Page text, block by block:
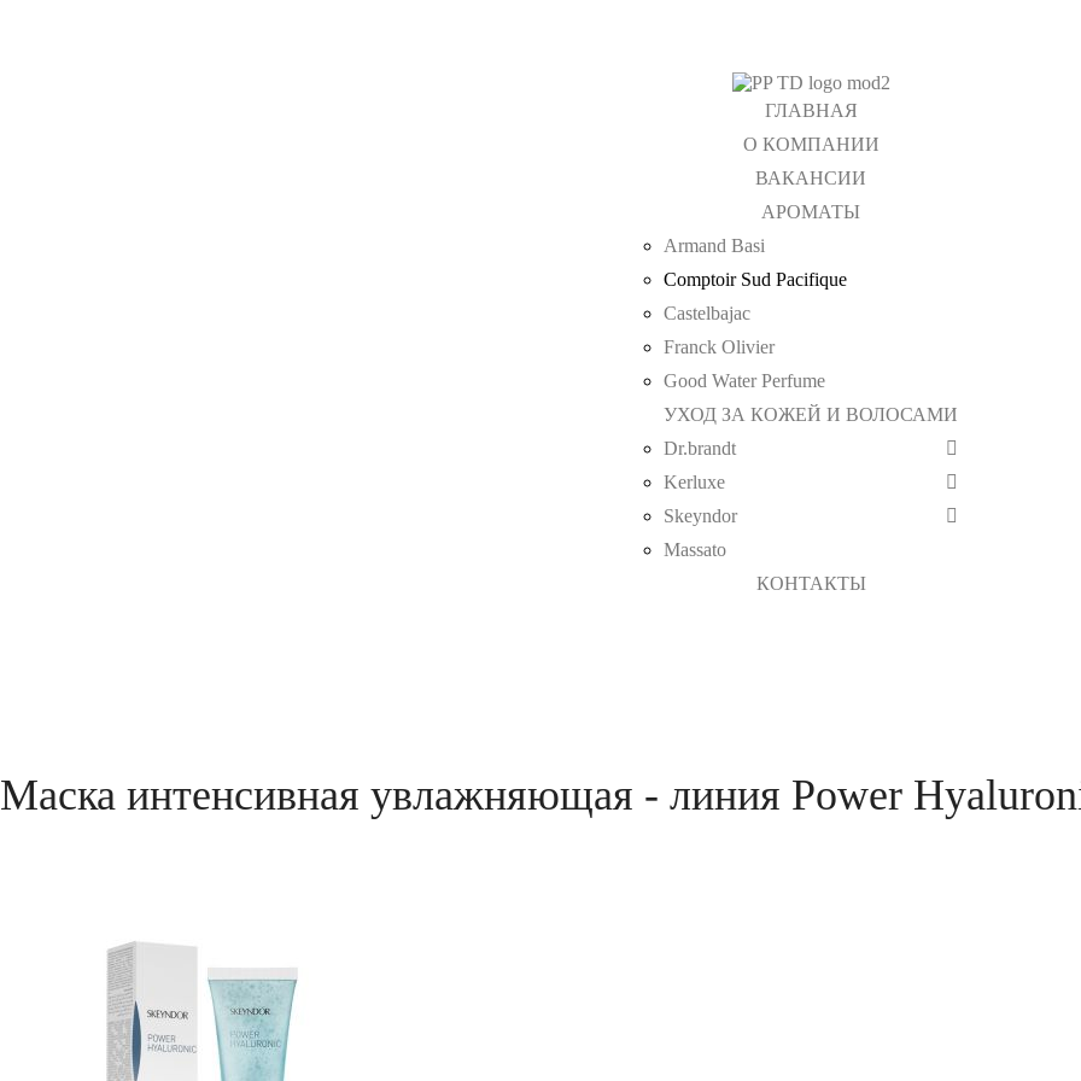
ГЛАВНАЯ
О КОМПАНИИ
ВАКАНСИИ
АРОМАТЫ
Armand Basi
Comptoir Sud Pacifique
Castelbajac
Franck Olivier
Good Water Perfume
УХОД ЗА КОЖЕЙ И ВОЛОСАМИ
Dr.brandt
Kerluxe
Skeyndor
Massato
КОНТАКТЫ
Маска интенсивная увлажняющая - линия Power